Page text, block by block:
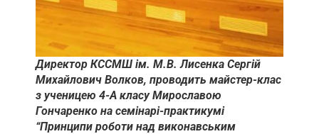
Директор КССМШ ім. М.В. Лисенка Сергій
Михайлович Волков, проводить майстер-клас
з ученицею 4-А класу Мирославою
Гончаренко на семінарі-практикумі
“Принципи роботи над виконавським